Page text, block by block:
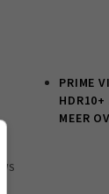
PRIME
HDR10+
MEER